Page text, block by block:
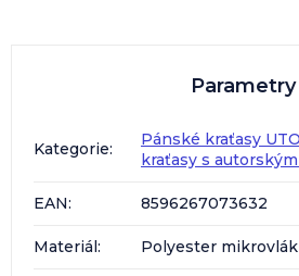
Parametry
Kategorie:
Pánské kraťasy
kraťasy s
EAN: 8596267073632
Materiál: Polyester